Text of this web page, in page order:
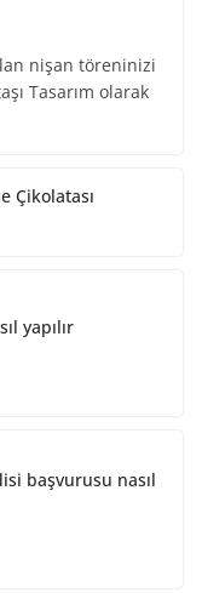
nişan töreninizi
Tasarım olarak
Çikolatası
yapılır
başvurusu nasıl